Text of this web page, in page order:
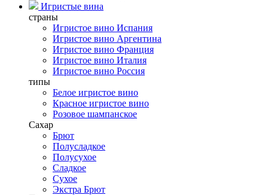
Игристые вина
страны
Игристое вино Испания
Игристое вино Аргентина
Игристое вино Франция
Игристое вино Италия
Игристое вино Россия
типы
Белое игристое вино
Красное игристое вино
Розовое шампанское
Сахар
Брют
Полусладкое
Полусухое
Сладкое
Сухое
Экстра Брют